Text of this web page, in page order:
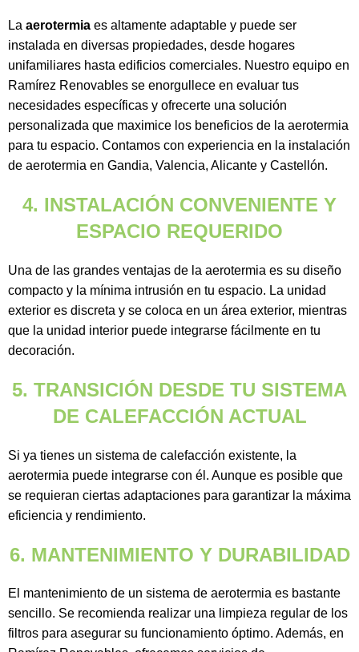
La aerotermia es altamente adaptable y puede ser
instalada en diversas propiedades, desde hogares
unifamiliares hasta edificios comerciales. Nuestro equipo en
Ramírez Renovables se enorgullece en evaluar tus
necesidades específicas y ofrecerte una solución
personalizada que maximice los beneficios de la aerotermia
para tu espacio. Contamos con experiencia en la instalación
de aerotermia en Gandia, Valencia, Alicante y Castellón.
4. INSTALACIÓN CONVENIENTE Y
ESPACIO REQUERIDO
Una de las grandes ventajas de la aerotermia es su diseño
compacto y la mínima intrusión en tu espacio. La unidad
exterior es discreta y se coloca en un área exterior, mientras
que la unidad interior puede integrarse fácilmente en tu
decoración.
5. TRANSICIÓN DESDE TU SISTEMA
DE CALEFACCIÓN ACTUAL
Si ya tienes un sistema de calefacción existente, la
aerotermia puede integrarse con él. Aunque es posible que
se requieran ciertas adaptaciones para garantizar la máxima
eficiencia y rendimiento.
6. MANTENIMIENTO Y DURABILIDAD
El mantenimiento de un sistema de aerotermia es bastante
sencillo. Se recomienda realizar una limpieza regular de los
filtros para asegurar su funcionamiento óptimo. Además, en